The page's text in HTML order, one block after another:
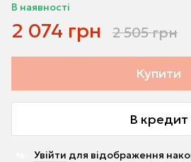
В наявності
2 074 грн 2 505 грн
Купити
В кредит
Увійти для відображення